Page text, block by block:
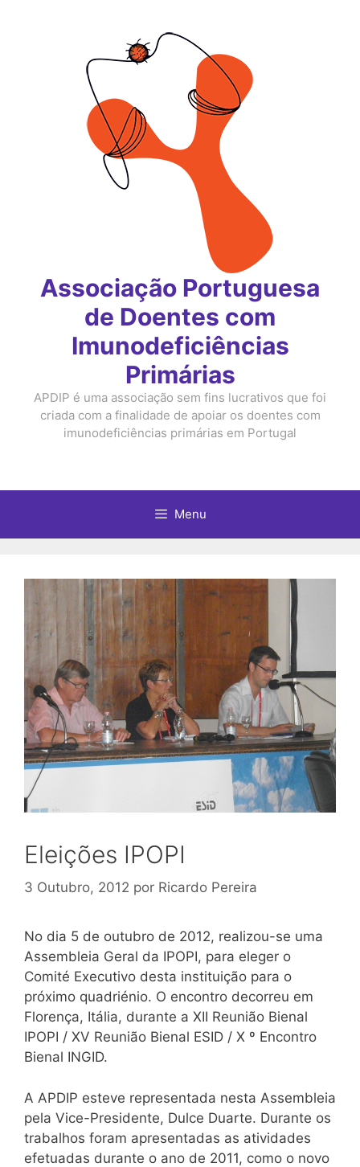
Associação Portuguesa
de Doentes com
Imunodeficiências
Primárias
APDIP é uma associação sem fins lucrativos que foi
criada com a finalidade de apoiar os doentes com
imunodeficiências primárias em Portugal
Menu
Eleições IPOPI
3 Outubro, 2012 por Ricardo Pereira
No dia 5 de outubro de 2012, realizou-se uma
Assembleia Geral da IPOPI, para eleger o
Comité Executivo desta instituição para o
próximo quadriénio. O encontro decorreu em
Florença, Itália, durante a XII Reunião Bienal
IPOPI / XV Reunião Bienal ESID / X º Encontro
Bienal INGID.
A APDIP esteve representada nesta Assembleia
pela Vice-Presidente, Dulce Duarte. Durante os
trabalhos foram apresentadas as atividades
efetuadas durante o ano de 2011, como o novo